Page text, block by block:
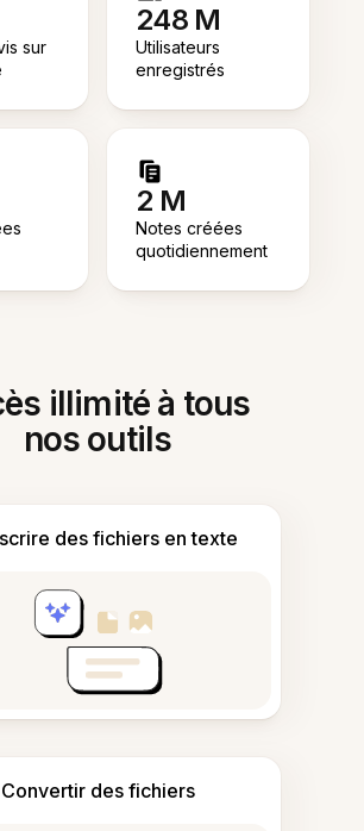
sur
248 M
Utilisateurs
enregistrés
2 M
Notes créées
quotidiennement
illimité à tous
nos outils
des fichiers en texte
Convertir des fichiers